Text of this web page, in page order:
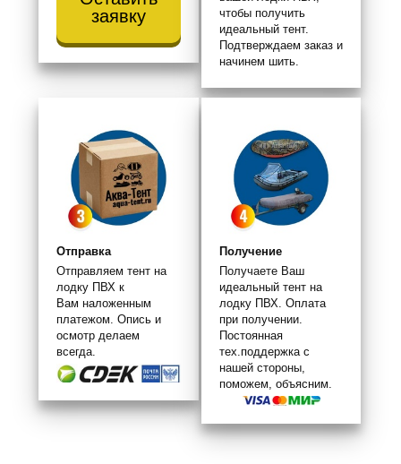
заявку
чтобы получить
идеальный тент.
Подтверждаем заказ и
начинем шить.
Отправка
Отправляем тент на
лодку ПВХ к
Вам наложенным
платежом. Опись и
осмотр делаем
всегда.
Получение
Получаете Ваш
идеальный тент на
лодку ПВХ. Оплата
при получении.
Постоянная
тех.поддержка с
нашей стороны,
поможем, объясним.